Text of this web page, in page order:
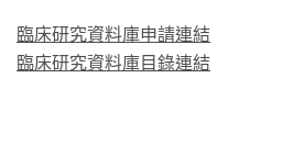
臨床研究資料庫申請連結
臨床研究資料庫目錄連結